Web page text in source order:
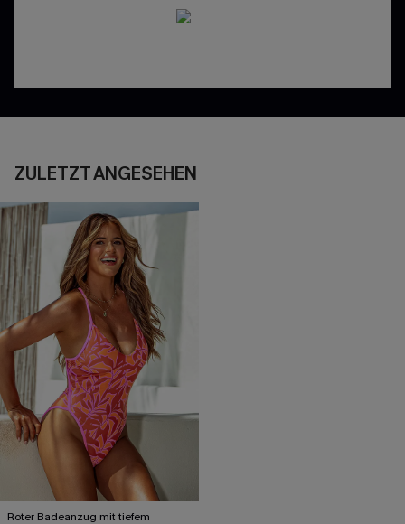
ZULETZT ANGESEHEN
Roter Badeanzug mit tiefem